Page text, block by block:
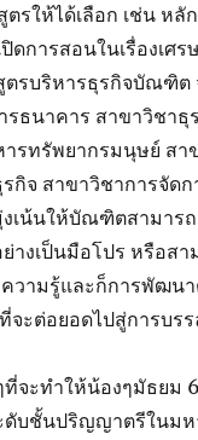
รให้ได้เลือก เช่น หลั
ดการสอนในเรื่องเศร
ตรบริหารธุรกิจบัณฑิต
รธนาคาร สาขาวิชาธุ
รทรัพยากรมนุษย์ สา
กิจ สาขาวิชาการจัด
งเน้นให้บัณฑิตสามาร
างเป็นมือโปร หรือส
วามรู้และก็การพัฒนา
จะต่อยอดไปสู่การบร
จะทำให้น้องๆมัธยม
ดับชั้นปริญญาตรีในมห